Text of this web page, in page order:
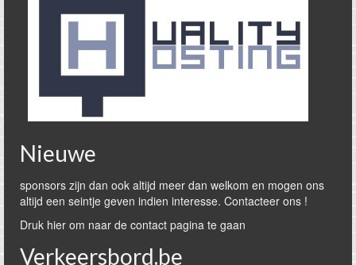
Nieuwe
sponsors zijn dan ook altijd meer dan welkom en mogen ons
altijd een seintje geven indien interesse. Contacteer ons !
Druk hier om naar de contact pagina te gaan
Verkeersbord.be